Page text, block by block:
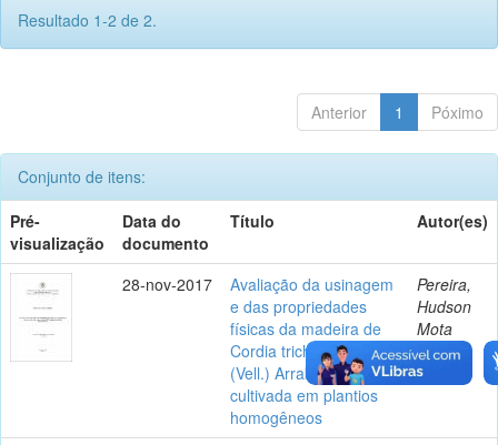
Resultado 1-2 de 2.
Anterior 1 Póximo
Conjunto de itens:
Pré-
visualização
Data do
documento
Título Autor(es)
28-nov-2017
Avaliação da usinagem
e das propriedades
físicas da madeira de
Cordia trichotoma
(Vell.) Arrab. ex Steud
cultivada em plantios
homogêneos
Pereira,
Hudson
Mota
Lima